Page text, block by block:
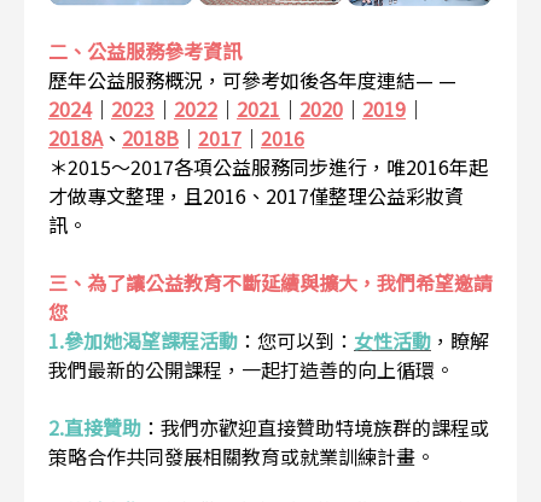
二、公益服務參考資訊
歷年公益服務概況，可參考如後各年度連結— —
2024｜ 2023 ｜ 2022 ｜ 2021 ｜ 2020 ｜ 2019 ｜
2018A、 2018B ｜ 2017 ｜ 2016
＊2015～2017各項公益服務同步進行，唯2016年起
才做專文整理，且2016、2017僅整理公益彩妝資
訊。
三、為了讓公益教育不斷延續與擴大，我們希望邀請
您
1.參加她渴望課程活動 ： 您可以到： 女性活動 ，瞭解
我們最新的公開課程，一起打造善的向上循環。
2.直接贊助 ： 我們亦歡迎直接贊助特境族群的課程或
策略合作共同發展相關教育或就業訓練計畫。